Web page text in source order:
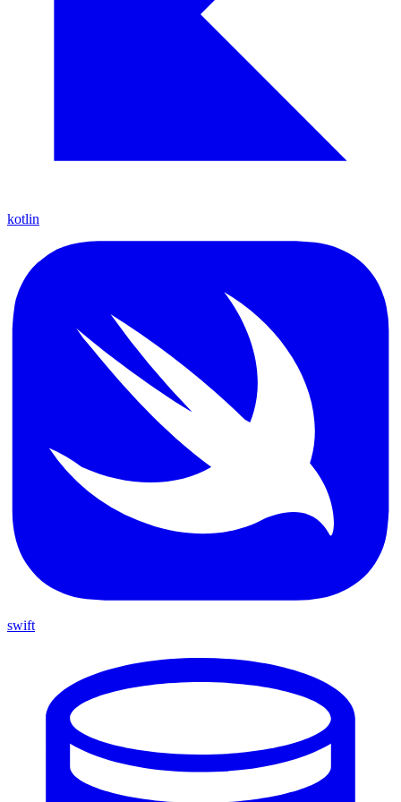
kotlin
swift